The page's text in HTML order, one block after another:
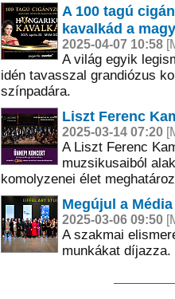
A 100 tagú
kavalkád a
2025-04-07 10:58
A világ egyik
idén tavasszal grandiózus
színpadára.
Liszt Ferenc
2025-03-14 07:20
A Liszt Ferenc
muzsikusaiból
komolyzenei élet
Megújul a
2025-03-06 09:50
A szakmai
munkákat díjazza.